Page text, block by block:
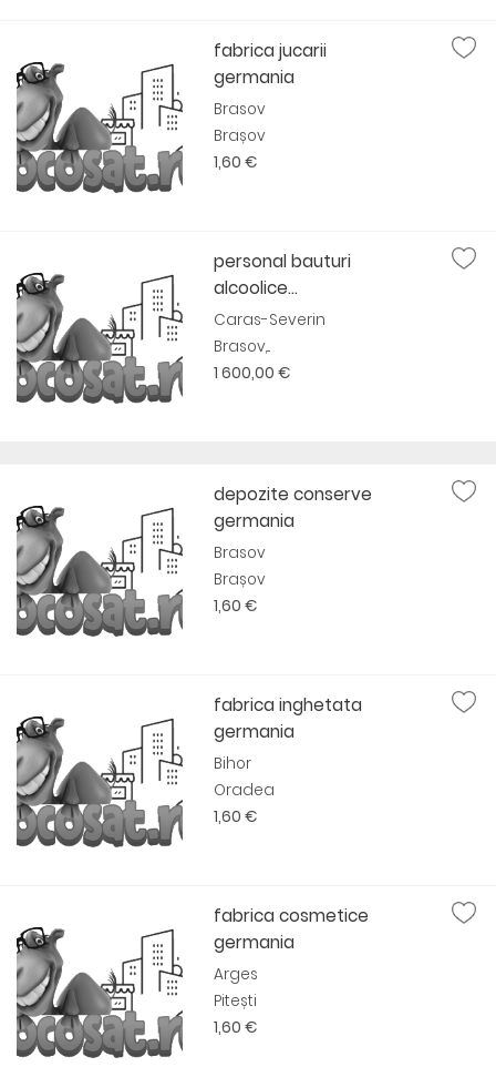
fabrica jucarii
germania
Brasov
Brașov
1,60 €
personal bauturi
alcoolice...
Caras-Severin
Brasov,...
1 600,00 €
depozite conserve
germania
Brasov
Brașov
1,60 €
fabrica inghetata
germania
Bihor
Oradea
1,60 €
fabrica cosmetice
germania
Arges
Pitești
1,60 €